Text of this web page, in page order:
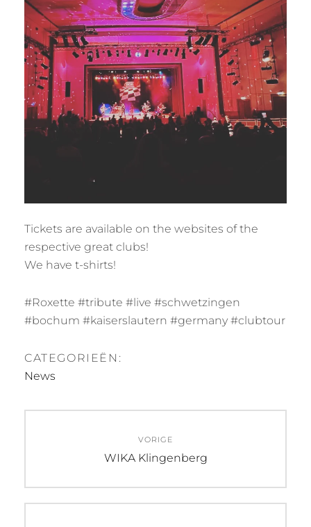
Tickets are available on the websites of the
respective great clubs!
We have t-shirts!
#Roxette #tribute #live #schwetzingen
#bochum #kaiserslautern #germany #clubtour
CATEGORIEËN:
News
navigatie
VORIGE
Vorig
WIKA Klingenberg